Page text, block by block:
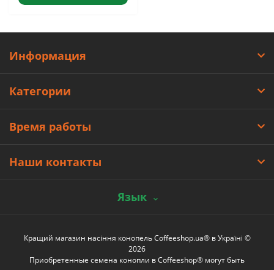
Информация
Категории
Время работы
Наши контакты
Язык
Кращий магазин насіння конопель Coffeeshop.ua® в Україні ©
2026
Приобретенные семена конопли в Coffeeshop® могут быть